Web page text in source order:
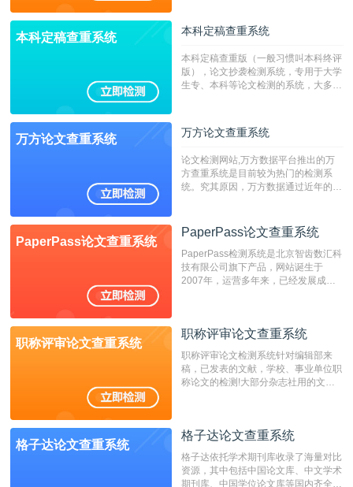
本科定稿查重系统 本科定稿查重系统
本科定稿查重版（一般习惯叫本科终评
版），论文抄袭检测系统，专用于大学
生专、本科等论文检测的系统，大多数
万方论文查重系统 万方论文查重系统
论文检测网站,万方数据平台推出的万
方查重系统是目前较为热门的检测系
统。究其原因，万方数据通过近年的发
检测系统，其真实性和权威性无可厚
非。其次，相对于知网而言，万方检测
费用少，上手容易，是学生初次论文查
重的推荐系统。
PaperPass论文查重系统
PaperPass论文查重系统
PaperPass检测系统是北京智齿数汇科
技有限公司旗下产品，网站诞生于
2007年，运营多年来，已经发展成为
检测速度快、精度高，市场反映良好。
职称评审论文查重系统
职称评审论文查重系统
职称评审论文检测系统针对编辑部来
稿，已发表的文献，学校、事业单位职
称论文的检测!大部分杂志社用的文献
编辑部检测来稿和已发表的文献,检测
测时注意填写第一作者,才能排除已发
表文献复制比。（限制字符数1万）
格子达论文查重系统
格子达论文查重系统
格子达依托学术期刊库收录了海量对比
资源，其中包括中国论文库、中文学术
期刊库、中国学位论文库等国内齐全的